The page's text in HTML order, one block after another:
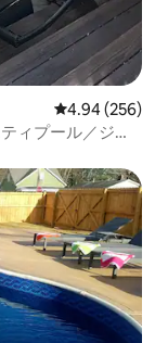
レビュー256
4.94 (256)
ィプール／ジャ